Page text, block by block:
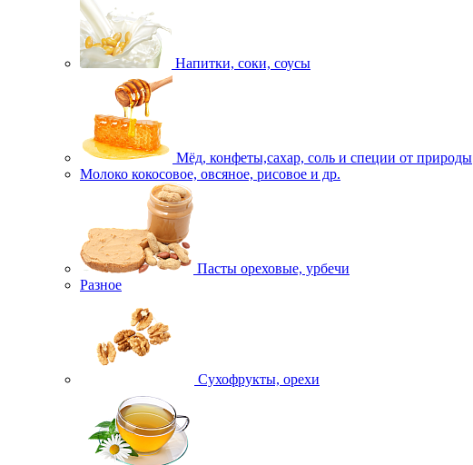
Напитки, соки, соусы
Мёд, конфеты,сахар, соль и специи от природы
Молоко кокосовое, овсяное, рисовое и др.
Пасты ореховые, урбечи
Разное
Сухофрукты, орехи